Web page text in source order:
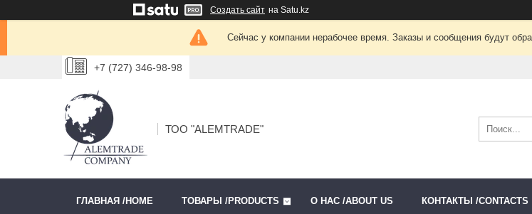
Создать сайт на Satu.kz
Сейчас у компании нерабочее время. Заказы и сообщения будут
+7 (727) 346-98-98
ТОО "ALEMTRADE"
ГЛАВНАЯ /HOME ТОВАРЫ /PRODUCTS О НАС /ABOUT US КОНТАКТЫ /CONTACTS